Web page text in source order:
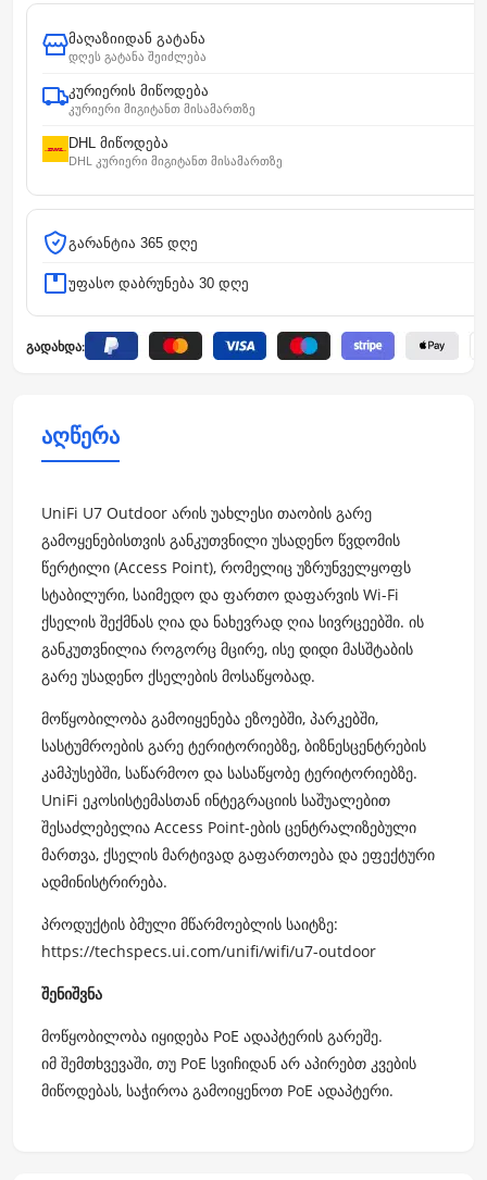
მაღაზიიდან გატანა
დღეს გატანა შეიძლება
კურიერის მიწოდება
კურიერი მიგიტანთ მისამართზე
DHL მიწოდება
DHL კურიერი მიგიტანთ მისამართზე
გარანტია 365 დღე
უფასო დაბრუნება 30 დღე
გადახდა:
აღწერა
UniFi U7 Outdoor არის უახლესი თაობის გარე
გამოყენებისთვის განკუთვნილი უსადენო წვდომის
წერტილი (Access Point), რომელიც უზრუნველყოფს
სტაბილური, საიმედო და ფართო დაფარვის Wi-Fi
ქსელის შექმნას ღია და ნახევრად ღია სივრცეებში. ის
განკუთვნილია როგორც მცირე, ისე დიდი მასშტაბის
გარე უსადენო ქსელების მოსაწყობად.
მოწყობილობა გამოიყენება ეზოებში, პარკებში,
სასტუმროების გარე ტერიტორიებზე, ბიზნესცენტრების
კამპუსებში, საწარმოო და სასაწყობე ტერიტორიებზე.
UniFi ეკოსისტემასთან ინტეგრაციის საშუალებით
შესაძლებელია Access Point-ების ცენტრალიზებული
მართვა, ქსელის მარტივად გაფართოება და ეფექტური
ადმინისტრირება.
პროდუქტის ბმული მწარმოებლის საიტზე:
https://techspecs.ui.com/unifi/wifi/u7-outdoor
შენიშვნა
მოწყობილობა იყიდება PoE ადაპტერის გარეშე.
იმ შემთხვევაში, თუ PoE სვიჩიდან არ აპირებთ კვების
მიწოდებას, საჭიროა გამოიყენოთ PoE ადაპტერი.